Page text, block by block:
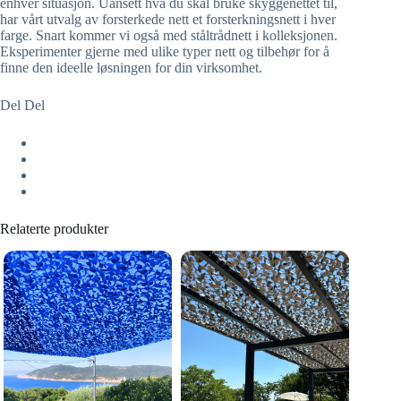
har vårt utvalg av forsterkede nett et forsterkningsnett i hver
farge. Snart kommer vi også med ståltrådnett i kolleksjonen.
Eksperimenter gjerne med ulike typer nett og tilbehør for å
finne den ideelle løsningen for din virksomhet.
Del Del
Relaterte produkter